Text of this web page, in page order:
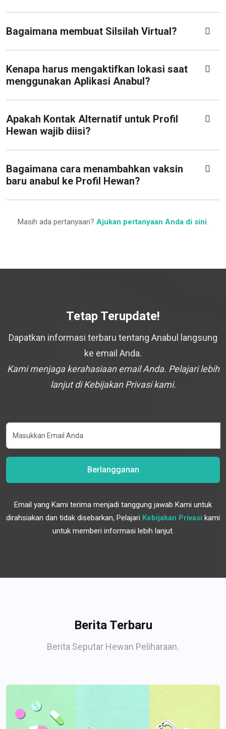
Bagaimana membuat Silsilah Virtual?
Kenapa harus mengaktifkan lokasi saat
menggunakan Aplikasi Anabul?
Apakah Kontak Alternatif untuk Profil
Hewan wajib diisi?
Bagaimana cara menambahkan vaksin
baru anabul ke Profil Hewan?
Masih ada pertanyaan? Ajukan pertanyaan Anda di sini.
Tetap Terupdate!
Dapatkan informasi terbaru tentang Anabul langsung
ke email Anda.
Kami menjaga kerahasiaan email Anda. Pelajari lebih
lanjut di Kebijakan Privasi kami.
Berlangganan
Email yang Kami terima menjadi tanggung jawab Kami untuk
dirahsiakan dan tidak disebarkan, Pelajari Kebijakan Privasi kami
untuk memberi informasi lebih lanjut.
Berita Terbaru
Berita Seputar Hewan Peliharaan.